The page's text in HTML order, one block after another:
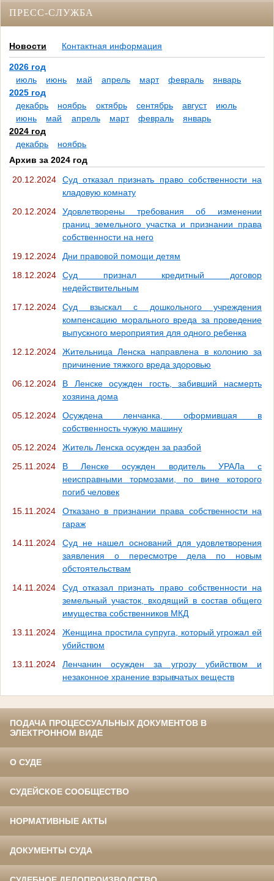
ПРЕСС-СЛУЖБА
Новости Контактная информация
2026 год
июль
июнь май апрель март февраль
январь
2025 год
декабрь
ноябрь октябрь сентябрь август
июль
июнь
май апрель март февраль
январь
2024 год
декабрь
ноябрь
Архив за 2024 год
20.12.2024
Суд отказал признать право собственности на
кладовую комнату
20.12.2024
Удовлетворены требования об изменении
границ земельного участка и признании права
собственности на него
19.12.2024
Дни правовой помощи детям
18.12.2024
Суд признал кредитный договор
недействительным
17.12.2024
Суд взыскал с дошкольного учреждения
компенсацию морального вреда за проведение
выпускного мероприятия для одного ребенка
12.12.2024
Жительница Ленска направлена в колонию за
причинение тяжкого вреда здоровью
06.12.2024
В Ленске осужден гость, забивший насмерть
хозяина дома
05.12.2024
Осуждена ленчанка, оформившая в
собственность чужую машину
05.12.2024
Житель Ленска осужден за разбой
25.11.2024
В Ленске осужден водитель УРАЛа с
неисправными тормозами, по вине которого
погиб человек
15.11.2024
Отказано в признании права собственности на
гараж
14.11.2024
Суд не нашел оснований для удовлетворения
заявления о пересмотре дела по новым
обстоятельствам
14.11.2024
Суд отказал признать право собственности на
земельный участок, входящий в состав общего
имущества собственников МКД
13.11.2024
Женщина простила супруга, который угрожал ей
убийством
13.11.2024
Ленчанин осужден за угрозу убийством и
незаконное хранение взрывчатых веществ
ПОДАЧА ПРОЦЕССУАЛЬНЫХ ДОКУМЕНТОВ В
ЭЛЕКТРОННОМ ВИДЕ
О СУДЕ
СУДЕЙСКОЕ СООБЩЕСТВО
НОРМАТИВНЫЕ АКТЫ
ДОКУМЕНТЫ СУДА